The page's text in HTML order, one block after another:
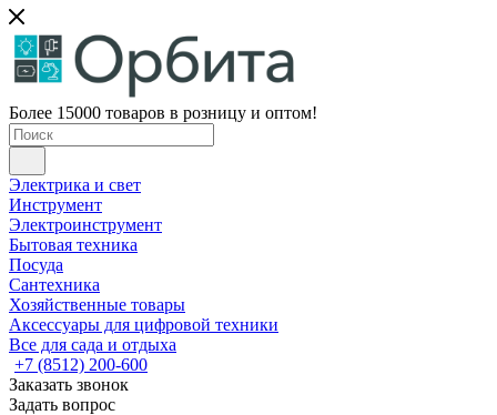
Более 15000 товаров в розницу и оптом!
Электрика и свет
Инструмент
Электроинструмент
Бытовая техника
Посуда
Сантехника
Хозяйственные товары
Аксессуары для цифровой техники
Все для сада и отдыха
+7 (8512) 200-600
Заказать звонок
Задать вопрос